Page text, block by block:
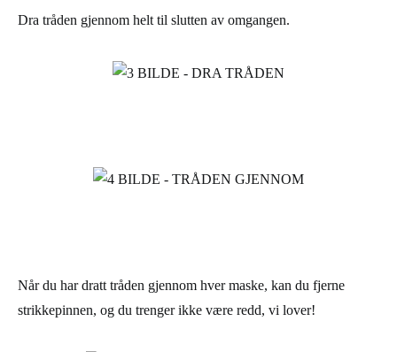
Dra tråden gjennom helt til slutten av omgangen.
Når du har dratt tråden gjennom hver maske, kan du fjerne
strikkepinnen, og du trenger ikke være redd, vi lover!